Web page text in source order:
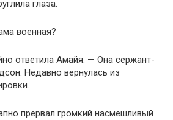
глаза.
военная?
ответила Амайя. — Она сержант-
Недавно вернулась из
прервал громкий насмешливый